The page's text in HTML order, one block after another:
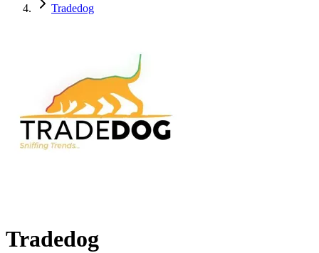
Tradedog
Tradedog